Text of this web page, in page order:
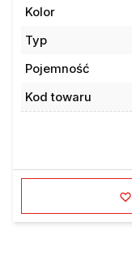
Kolor
Typ
Pojemność
Kod towaru